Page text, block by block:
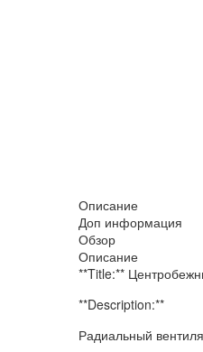
Описание
Доп информация
Обзор
Описание
**Title:**
**Description:**
Радиальный